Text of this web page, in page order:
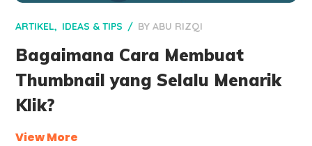
ARTIKEL IDEAS & TIPS BYABU RIZQI
Bagaimana Cara Membuat
Thumbnail yang Selalu Menarik
Klik?
View More